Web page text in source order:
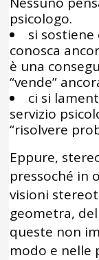
psicologo.
si
conosca
è una
“vende”
ci si
servizio
“risolvere
Eppure,
pressoché in
visioni
geometra,
queste non
modo e nelle